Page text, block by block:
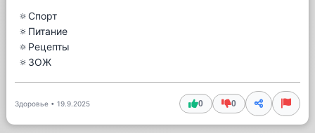
🔅Спорт
🔅Питание
🔅Рецепты
🔅ЗОЖ
Здоровье • 19.9.2025 0 0